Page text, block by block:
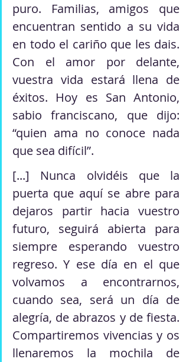
puro. Familias, amigos que
encuentran sentido a su vida
en todo el cariño que les dais.
Con el amor por delante,
vuestra vida estará llena de
éxitos. Hoy es San Antonio,
sabio franciscano, que dijo:
“quien ama no conoce nada
que sea difícil”.
[...] Nunca olvidéis que la
puerta que aquí se abre para
dejaros partir hacia vuestro
futuro, seguirá abierta para
siempre esperando vuestro
regreso. Y ese día en el que
volvamos a encontrarnos,
cuando sea, será un día de
alegría, de abrazos y de fiesta.
Compartiremos vivencias y os
llenaremos la mochila de